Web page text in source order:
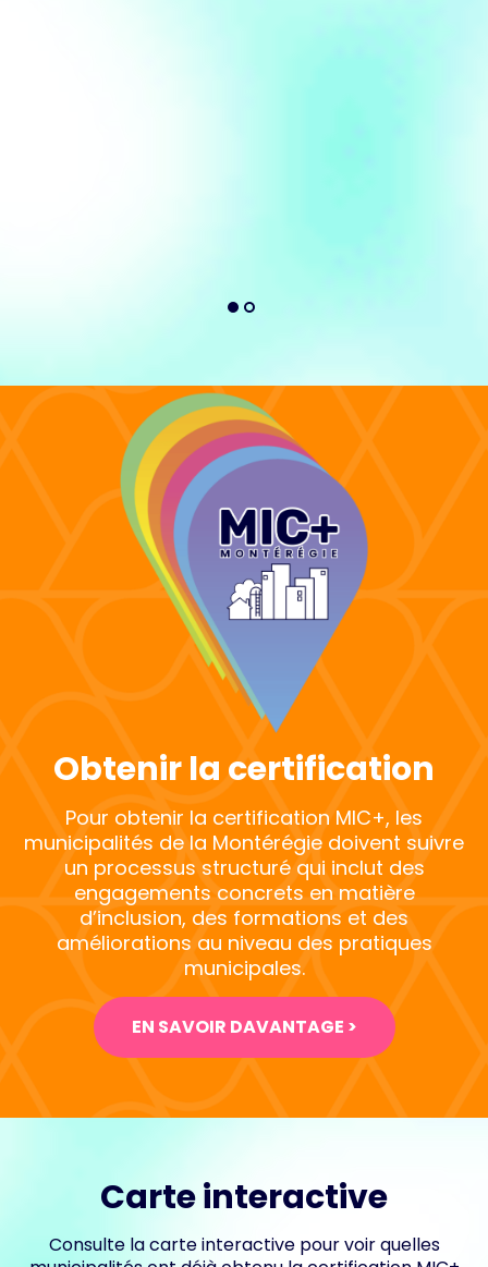
Obtenir la certification
Pour obtenir la certification MIC+, les
municipalités de la Montérégie doivent suivre
un processus structuré qui inclut des
engagements concrets en matière
d’inclusion, des formations et des
améliorations au niveau des pratiques
municipales.
EN SAVOIR DAVANTAGE >
Carte interactive
Consulte la carte interactive pour voir quelles